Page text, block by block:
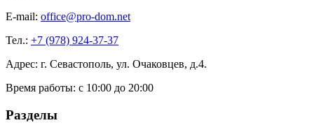
E-mail: office@pro-dom.net
Тел.: +7 (978) 924-37-37
Адрес: г. Севастополь, ул. Очаковцев, д.4.
Время работы: с 10:00 до 20:00
Разделы